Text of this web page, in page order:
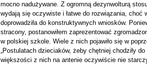
mocno nadużywane. Z ogromną dezynwolturą
wydają się oczywiste i łatwe do rozwiązania,
doprowadziła do konstruktywnych wniosków.
stracony, postanowiłem zaprezentować
w polskiej szkole. Wiele z nich pojawiło się w
„Postulatach dzieciaków, żeby chętniej chodziły
większości z nich na antenie oczywiście nie